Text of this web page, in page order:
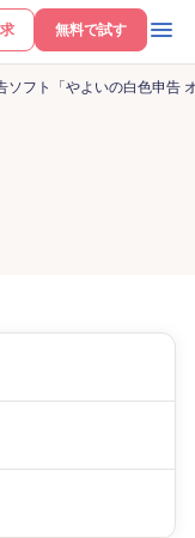
無料で試す
ソフト「やよいの白色申告